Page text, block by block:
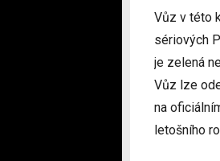
Vůz v této
sériových
je zelená
Vůz lze
na
letošního